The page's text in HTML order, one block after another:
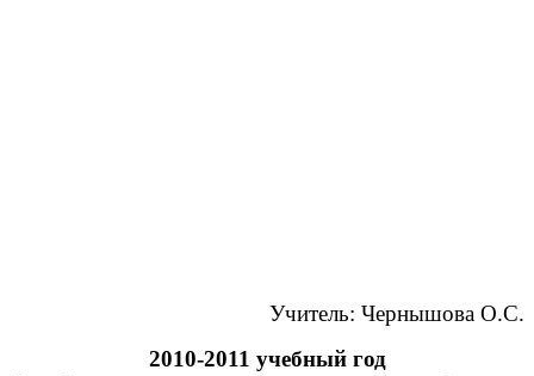
Учитель: Чернышова О.С.
2010-2011 учебный год